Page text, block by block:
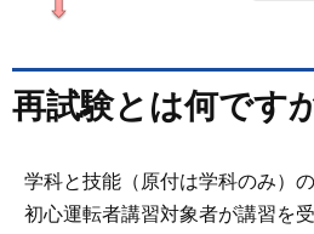
再試験とは何です
学科と技能（原付は学科のみ）
初心運転者講習対象者が講習を